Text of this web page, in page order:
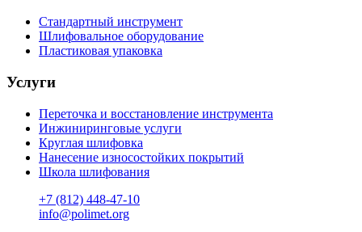
Стандартный инструмент
Шлифовальное оборудование
Пластиковая упаковка
Услуги
Переточка и восстановление инструмента
Инжиниринговые услуги
Круглая шлифовка
Нанесение износостойких покрытий
Школа шлифования
+7 (812) 448-47-10
info@polimet.org